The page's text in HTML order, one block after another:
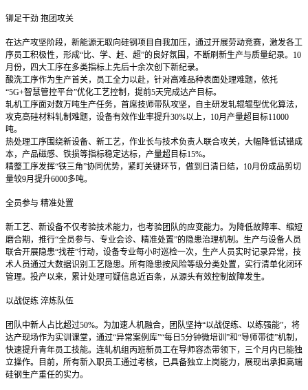
铆足干劲 抱团攻关
在达产攻坚阶段，新能源无取向硅钢项目自我加压，通过开展劳动竞赛，激发各工
序员工积极性，形成“比、学、赶、超”的良好氛围，不断刷新生产与质量纪录。10
月份，四大工序在多类指标上先后十余次创下新纪录。
酸洗工序作为生产首关，员工全力以赴，针对高难品种表面处理难题，依托
“5G+智慧管控平台”优化工艺控制，提前5天完成达产目标。
轧机工序面对数万吨生产任务，首席技师带队攻坚，自主研发轧辊辊型优化算法，
攻克高硅材料轧制难题，设备有效作业率提升30%以上，10月产量超目标11000
吨。
热处理工序围绕新设备、新工艺，作业长与技术负责人联合攻关，大幅降低试错成
本，产品磁感、铁损等指标稳定达标，产量超目标15%。
精整工序发挥“铁三角”协同优势，紧盯关键环节，做到日清日结，10月份成品剪切
量较9月提升6000多吨。
全员参与 精准处置
新工艺、新设备不仅考验技术能力，也考验团队的应变能力。为降低故障率、缩短
磨合期，推行“全员参与、专业会诊、精准处置”的隐患治理机制。生产与设备人员
联合开展隐患“找茬”行动，设备专业每小时巡检一次，生产人员实时记录异常，技
术人员通过大数据识别工艺隐患。所有隐患按风险等级分类处置，实行清单化闭环
管理。投产以来，累计处理可疑信息近百条，从源头有效控制故障发生。
以战促练 淬炼队伍
团队中新人占比超过50%。为加速人机融合，团队坚持“以战促练、以练强能”，将
达产现场作为实训课堂，通过“异常案例库”“每日5分钟微培训”和“导师带徒”机制，
快速提升青年员工技能。连轧机组丙班新员工在导师容杰带领下，三个月内已能独
立操作。目前，所有新入职员工通过考核，已具备独立上岗能力，展现出承担高端
硅钢生产重任的实力。